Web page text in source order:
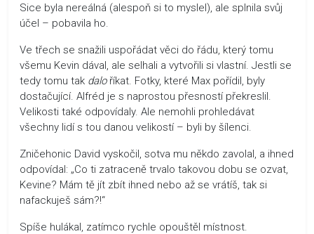
Sice byla nereálná (alespoň si to myslel), ale splnila svůj
účel – pobavila ho.
Ve třech se snažili uspořádat věci do řádu, který tomu
všemu Kevin dával, ale selhali a vytvořili si vlastní. Jestli se
tedy tomu tak dalo říkat. Fotky, které Max pořídil, byly
dostačující. Alfréd je s naprostou přesností překreslil.
Velikosti také odpovídaly. Ale nemohli prohledávat
všechny lidí s tou danou velikostí – byli by šílenci.
Zničehonic David vyskočil, sotva mu někdo zavolal, a ihned
odpovídal: „Co ti zatraceně trvalo takovou dobu se ozvat,
Kevine? Mám tě jít zbít ihned nebo až se vrátíš, tak si
nafackuješ sám?!“
Spíše hulákal, zatímco rychle opouštěl místnost.